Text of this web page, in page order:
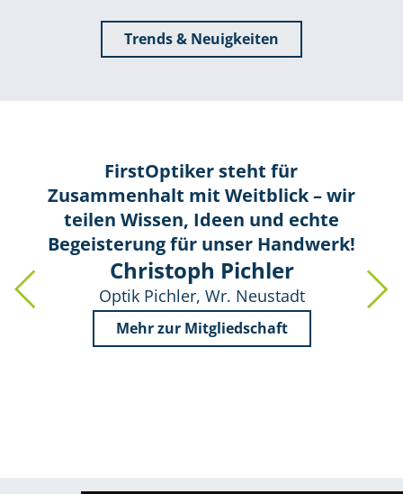
Trends & Neuigkeiten
FirstOptiker steht für
Zusammenhalt mit Weitblick – wir
teilen Wissen, Ideen und echte
Begeisterung für unser Handwerk!
Christoph Pichler
Optik Pichler, Wr. Neustadt
Mehr zur Mitgliedschaft